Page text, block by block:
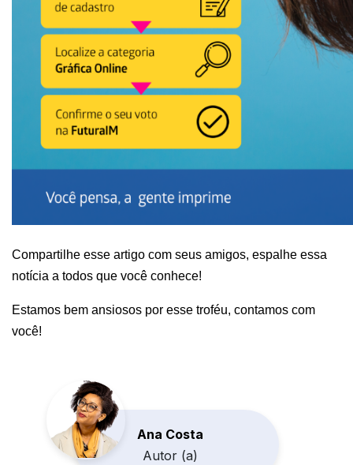
Compartilhe esse artigo com seus amigos, espalhe essa
notícia a todos que você conhece!
Estamos bem ansiosos por esse troféu, contamos com
você!
Ana Costa
Autor (a)